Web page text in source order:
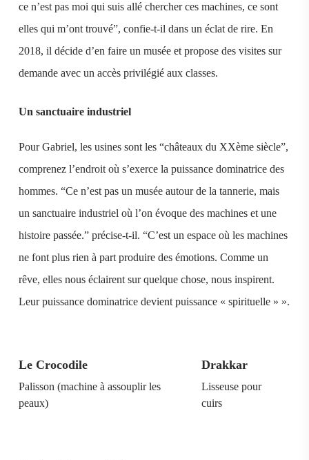
ce n’est pas moi qui suis allé chercher ces machines, ce sont
elles qui m’ont trouvé”, confie-t-il dans un éclat de rire. En
2018, il décide d’en faire un musée et propose des visites sur
demande avec un accès privilégié aux classes.
Un sanctuaire industriel
Pour Gabriel, les usines sont les “châteaux du XXème siècle”,
comprenez l’endroit où s’exerce la puissance dominatrice des
hommes. “Ce n’est pas un musée autour de la tannerie, mais
un sanctuaire industriel où l’on évoque des machines et une
histoire passée.” précise-t-il. “C’est un espace où les machines
ne font plus rien à part produire des émotions. Comme un
rêve, elles nous éclairent sur quelque chose, nous inspirent.
Leur puissance dominatrice devient puissance « spirituelle » ».
Le Crocodile
Palisson (machine à assouplir les
peaux)
Drakkar
Lisseuse pour
cuirs